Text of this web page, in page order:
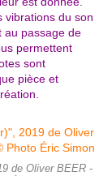
vibrations du son
au passage de
permettent
sont
pièce et
de Oliver BEER -